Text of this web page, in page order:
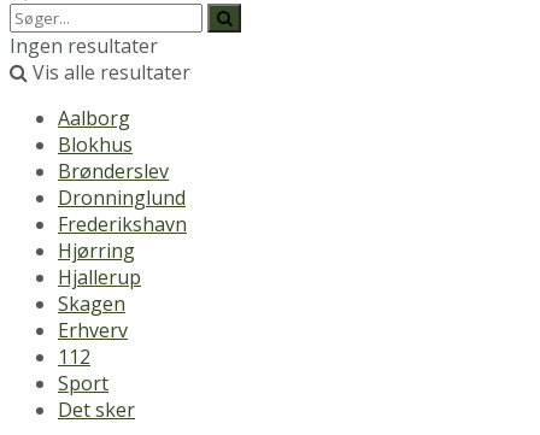
Ingen resultater
Vis alle resultater
Aalborg
Blokhus
Brønderslev
Dronninglund
Frederikshavn
Hjørring
Hjallerup
Skagen
Erhverv
112
Sport
Det sker